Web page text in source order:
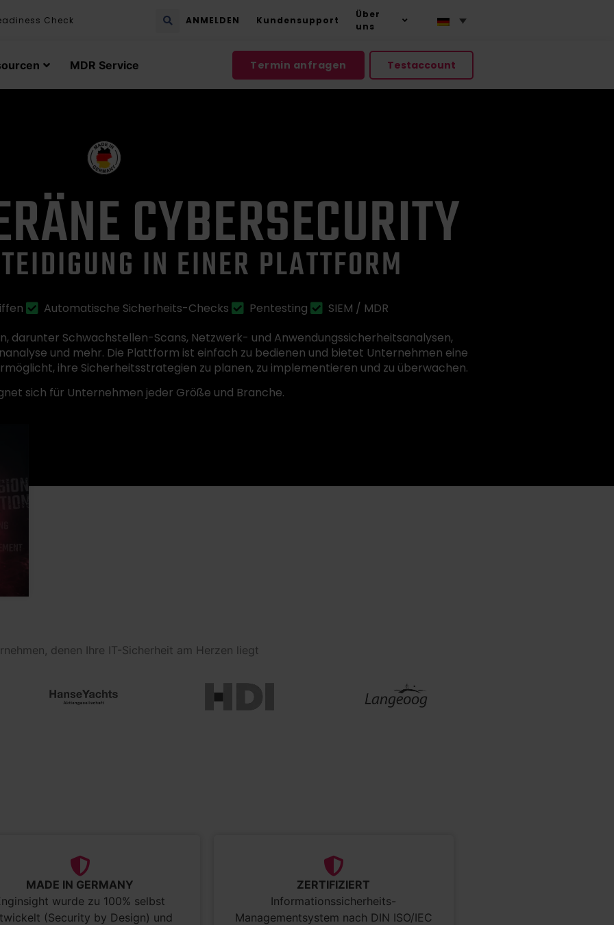
Check ANMELDEN Kundensupport
Über
uns
MDR Service Termin anfragen Testaccount
CYBERSECURITY
IN EINER PLATTFORM
Automatische Sicherheits-Checks Pentesting
SIEM / MDR
darunter Schwachstellen-Scans, Netzwerk- und Anwendungssicherheitsanalysen,
und mehr. Die Plattform ist einfach zu bedienen und bietet Unternehmen eine
ihre Sicherheitsstrategien zu planen, zu implementieren und zu überwachen.
sich für Unternehmen jeder Größe und Branche.
denen Ihre IT-Sicherheit am Herzen liegt
MADE IN GERMANY
wurde zu 100% selbst
(Security by Design) und
ZERTIFIZIERT
Informationssicherheits-
Managementsystem nach DIN ISO/IEC